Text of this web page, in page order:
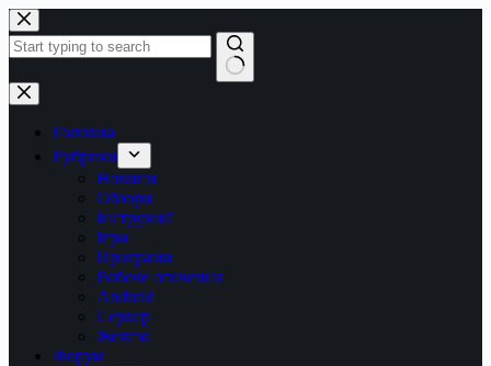
Перейти
до
вмісту
Немає
результатів
Головна
Рубрики
Новини
Обзори
Інструкції
Ігри
Програми
Робоче оточення
Android
Сервер
Железо
Форум